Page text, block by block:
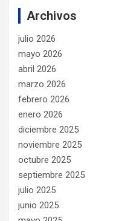
Archivos
julio 2026
mayo 2026
abril 2026
marzo 2026
febrero 2026
enero 2026
diciembre 2025
noviembre 2025
octubre 2025
septiembre 2025
julio 2025
junio 2025